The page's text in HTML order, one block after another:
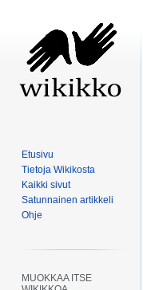
Etusivu
Tietoja Wikikosta
Kaikki sivut
Satunnainen artikkeli
Ohje
MUOKKAA ITSE